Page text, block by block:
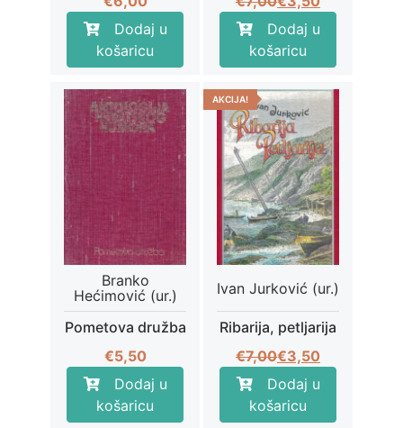
Dodaj u
košaricu
cijena
bila
je:
€7,00.
cijena
je:
€3,50.
Dodaj u
košaricu
Branko
Hećimović (ur.)
Pometova družba
€5,50
Dodaj u
košaricu
AKCIJA!
Ivan Jurković (ur.)
Ribarija, petljarija
€7,00Izvorna
cijena
bila
je:
€3,50
Trenutna
cijena
je:
€3,50.
Dodaj u
košaricu